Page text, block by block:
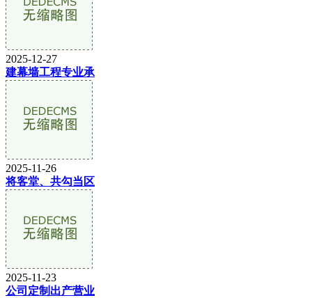
2025-12-27
建幕墙工程专业承
2025-11-26
将客堂、共勾当区
2025-11-23
公司定制出产营业